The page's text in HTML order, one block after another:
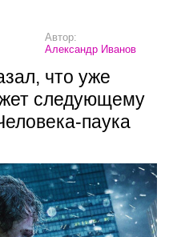
Автор:
Александр Иванов
что уже
следующему
паука